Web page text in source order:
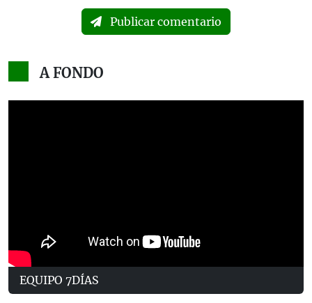
Publicar comentario
A FONDO
EQUIPO 7DÍAS